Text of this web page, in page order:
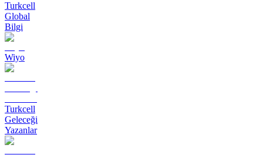
Turkcell
Global
Bilgi
Wiyo
Turkcell
Geleceği
Yazanlar